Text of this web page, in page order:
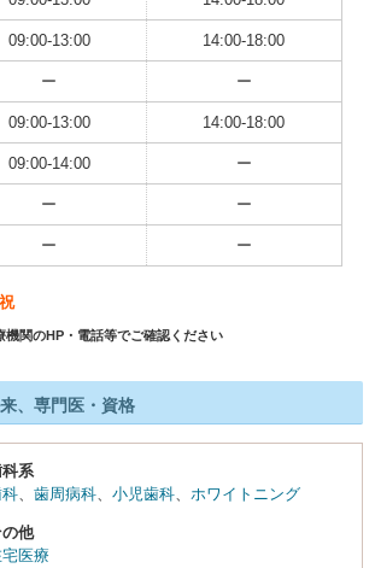
09:00-13:00 14:00-18:00
ー ー
09:00-13:00 14:00-18:00
09:00-14:00 ー
ー ー
ー ー
機関のHP・電話等でご確認ください
、専門医・資格
系
歯周病科 小児歯科 ホワイトニング
の他
医療